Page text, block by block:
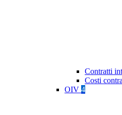
Contratti
Costi
OIV 4